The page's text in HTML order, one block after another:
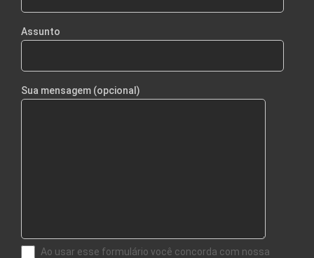
Assunto
Sua mensagem (opcional)
Ao usar esse formulário você concorda com nossa